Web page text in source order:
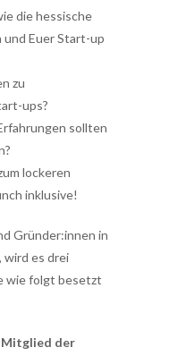
die hessische
und Euer Start-up
zu
ups?
sollten
lockeren
inklusive!
Gründer:innen in
wird es drei
wie folgt besetzt
Mitglied der